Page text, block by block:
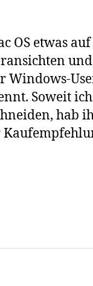
OS etwas
und
Windows-
Soweit
hab